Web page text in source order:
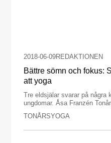
2018-06-09REDAKTIONEN
Bättre sömn och fokus:
att yoga
Tre eldsjälar svarar på några
ungdomar. Åsa Franzén
TONÅRSYOGA